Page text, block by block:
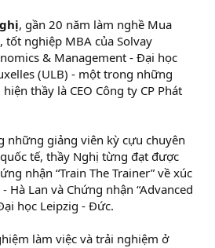
, gần 20 năm làm nghề Mua
tốt nghiệp MBA của Solvay
& Management - Đại học
(ULB) - một trong những
thầy là CEO Công ty CP Phát
những giảng viên kỳ cựu chuyên
tế, thầy Nghị từng đạt được
nhận “Train The Trainer” về xúc
Hà Lan và Chứng nhận “Advanced
học Leipzig - Đức.
làm việc và trải nghiệm ở